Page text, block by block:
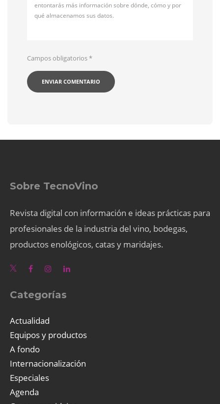
entontarás más información sobre dónde, cómo y por
qué almacenamos sus datos.
Campos obligatorios*
Sobre TecnoVino
Revista digital con información e ideas prácticas para
profesionales de la industria del vino, bodegas,
productos enológicos, catas y maridajes.
Categorías
Actualidad
Equipos y productos
A fondo
Internacionalización
Especiales
Agenda